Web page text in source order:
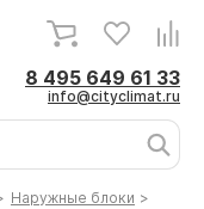
8 495 649 61 33
info@cityclimat.ru
Наружные блоки >